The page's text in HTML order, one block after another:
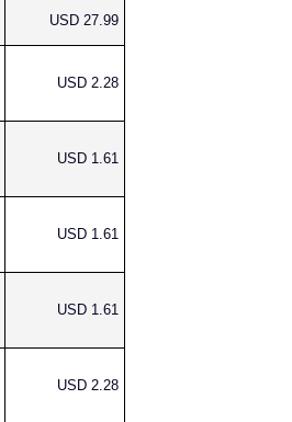
USD 27.99
USD 2.28
USD 1.61
USD 1.61
USD 1.61
USD 2.28